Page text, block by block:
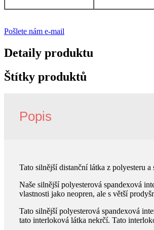
Pošlete nám e-mail
Detaily produktu
Štítky produktů
Popis
Tato silnější distanční látka z polyesteru
Naše silnější polyesterová spandexová
vlastnosti jako neopren, ale s větší
Tato silnější polyesterová spandexová
tato interloková látka nekrčí. Tato